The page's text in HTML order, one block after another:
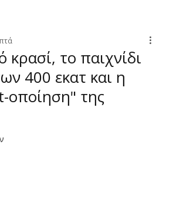
κρασί, το παιχνίδι
400 εκατ και η
οποίηση" της